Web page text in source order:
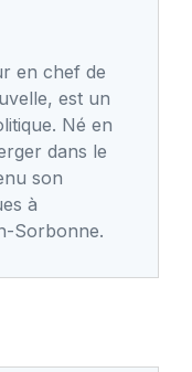
en chef de
est un
Né en
dans le
son
à
Sorbonne.